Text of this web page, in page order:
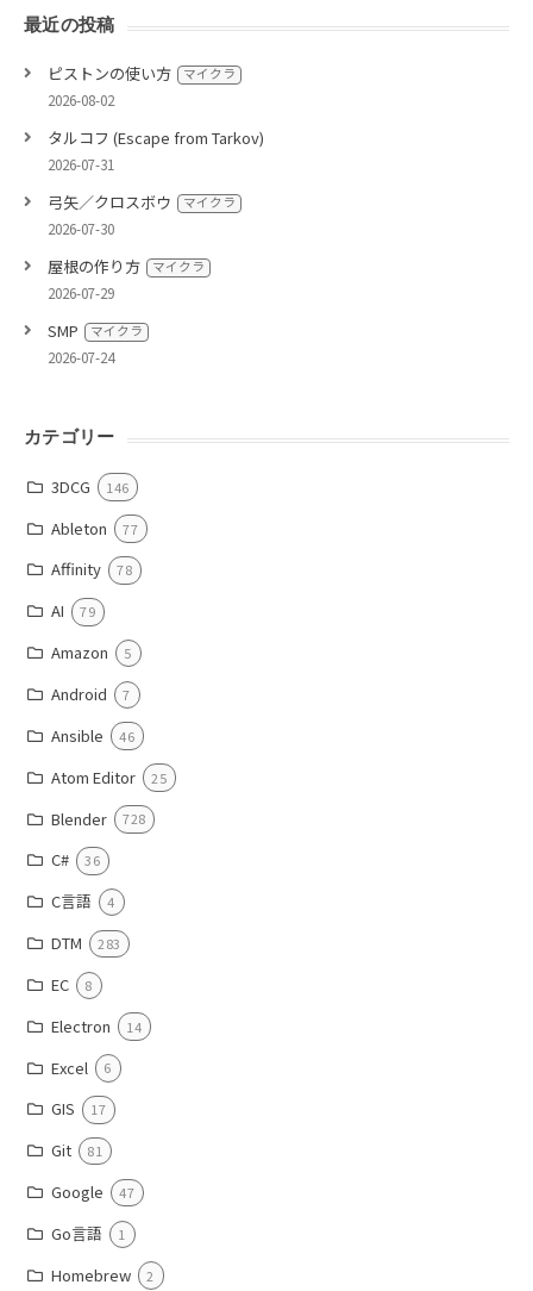
最近の投稿
ピストンの使い方 マイクラ
2026-08-02
タルコフ (Escape from Tarkov)
2026-07-31
弓矢／クロスボウ マイクラ
2026-07-30
屋根の作り方 マイクラ
2026-07-29
SMP マイクラ
2026-07-24
カテゴリー
3DCG 146
Ableton 77
Affinity 78
AI 79
Amazon 5
Android 7
Ansible 46
Atom Editor 25
Blender 728
C# 36
C言語 4
DTM 283
EC 8
Electron 14
Excel 6
GIS 17
Git 81
Google 47
Go言語 1
Homebrew 2